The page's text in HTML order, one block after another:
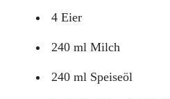
4 Eier
240 ml Milch
240 ml Speiseöl